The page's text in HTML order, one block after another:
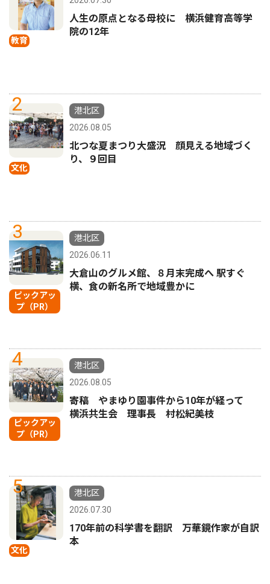
教育
人生の原点となる母校に 横浜健育高等学
院の12年
2
文化
港北区
2026.08.05
北つな夏まつり大盛況 顔見える地域づく
り、９回目
3
ピックアッ
プ（PR）
港北区
2026.06.11
大倉山のグルメ館、８月末完成へ 駅すぐ
横、食の新名所で地域豊かに
4
ピックアッ
プ（PR）
港北区
2026.08.05
寄稿 やまゆり園事件から10年が経って
横浜共生会 理事長 村松紀美枝
5
文化
港北区
2026.07.30
170年前の科学書を翻訳 万華鏡作家が自訳
本